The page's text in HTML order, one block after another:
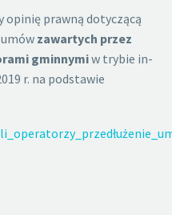
opinię prawną dotyczącą
zawartych przez
gminnymiw trybie in-
r. na podstawie